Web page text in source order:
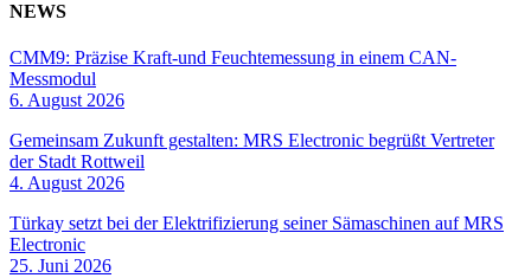
NEWS
CMM9: Präzise Kraft-und Feuchtemessung in einem CAN-
Messmodul
6. August 2026
Gemeinsam Zukunft gestalten: MRS Electronic begrüßt Vertreter
der Stadt Rottweil
4. August 2026
Türkay setzt bei der Elektrifizierung seiner Sämaschinen auf MRS
Electronic
25. Juni 2026